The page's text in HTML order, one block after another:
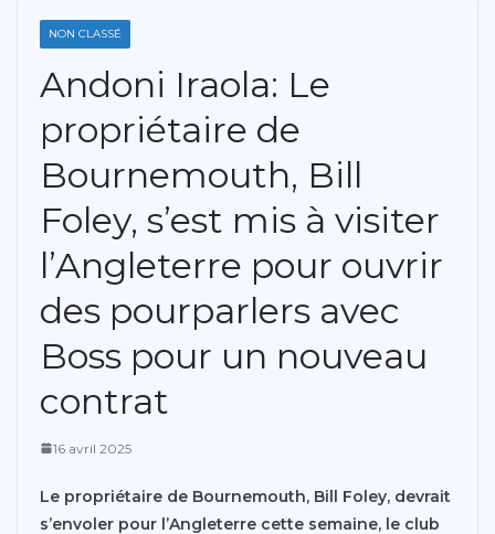
NON CLASSÉ
Andoni Iraola: Le
propriétaire de
Bournemouth, Bill
Foley, s’est mis à visiter
l’Angleterre pour ouvrir
des pourparlers avec
Boss pour un nouveau
contrat
16 avril 2025
Le propriétaire de Bournemouth, Bill Foley, devrait
s’envoler pour l’Angleterre cette semaine, le club